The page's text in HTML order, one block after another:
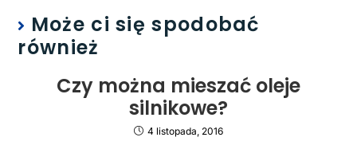
Może ci się spodobać
również
Czy można mieszać oleje
silnikowe?
4 listopada, 2016